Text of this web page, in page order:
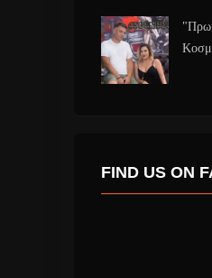
FIND US ON